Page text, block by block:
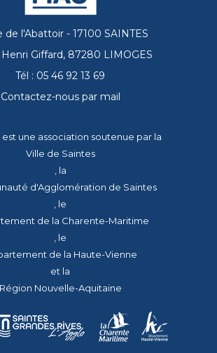
de l'Abattoir - 17100 SAINTES
Giffard, 87280 LIMOGES
Tél : 05 46 92 13 69
Contactez-nous par mail
est une association soutenue par la
Ville de Saintes
, la
d'Agglomération de Saintes
, le
de la Charente-Maritime
, le
de la Haute-Vienne
et la
Région Nouvelle-Aquitaine